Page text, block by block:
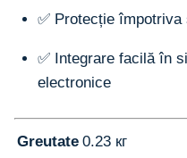
✅ Protecție
✅ Integrare facilă în
electronice
Greutate 0.23 кг